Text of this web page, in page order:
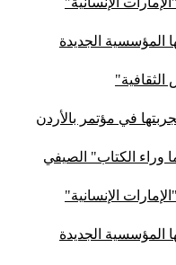
المؤسسية الجديدة
في مؤتمر بالأردن
وراء الكتاب" الصيفي
المؤسسية الجديدة